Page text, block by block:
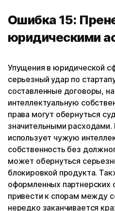
Ошибка 15:
юридическими
Упущения в юридической
серьезный удар по
составленные договоры,
интеллектуальную
права могут обернуться
значительными
использует чужую
собственность без
может обернуться
блокировкой продукта.
оформленных партнерских
привести к спорам между
нередко заканчивается